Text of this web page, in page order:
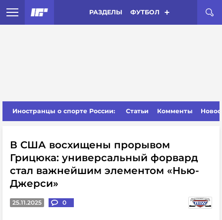
РАЗДЕЛЫ ФУТБОЛ
Иностранцы о спорте России: Статьи Комменты
В США восхищены прорывом
Грицюка: универсальный форвард
стал важнейшим элементом «Нью-
Джерси»
25.11.2025 0